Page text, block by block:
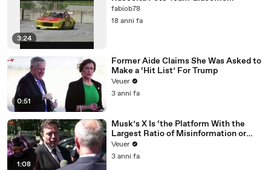
3:24
fabiob78
18 anni fa
0:51
Former Aide Claims She Was Asked to
Make a ‘Hit List’ For Trump
Veuer
3 anni fa
1:08
Musk’s X Is ‘the Platform With the
Largest Ratio of Misinformation or
Disinformation’ Amongst All Social
Media Platforms
Veuer
3 anni fa